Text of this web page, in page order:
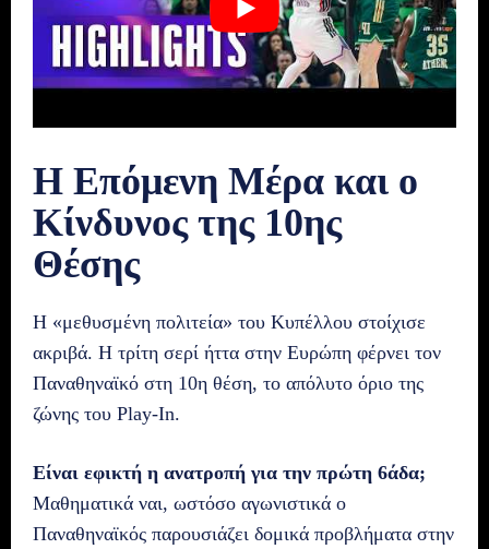
Η Επόμενη Μέρα και ο
Κίνδυνος της 10ης
Θέσης
Η «μεθυσμένη πολιτεία» του Κυπέλλου στοίχισε
ακριβά. Η τρίτη σερί ήττα στην Ευρώπη φέρνει τον
Παναθηναϊκό στη 10η θέση, το απόλυτο όριο της
ζώνης του Play-In.
Είναι εφικτή η ανατροπή για την πρώτη 6άδα;
Μαθηματικά ναι, ωστόσο αγωνιστικά ο
Παναθηναϊκός παρουσιάζει δομικά προβλήματα στην